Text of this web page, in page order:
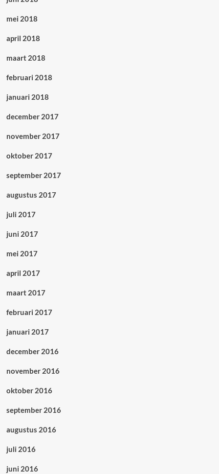
mei 2018
april 2018
maart 2018
februari 2018
januari 2018
december 2017
november 2017
oktober 2017
september 2017
augustus 2017
juli 2017
juni 2017
mei 2017
april 2017
maart 2017
februari 2017
januari 2017
december 2016
november 2016
oktober 2016
september 2016
augustus 2016
juli 2016
juni 2016